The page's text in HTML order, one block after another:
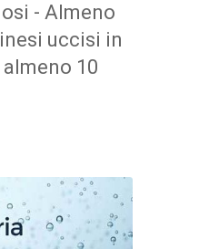
- Almeno
uccisi in
10